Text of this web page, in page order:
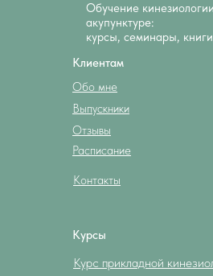
Обучение
акупунктуре:
курсы, семинары,
Курсы
Клиентам
Обо мне
Выпускники
Отзывы
Расписание
Контакты
Курс прикладной